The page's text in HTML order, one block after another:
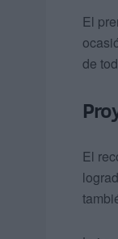
El
de
El